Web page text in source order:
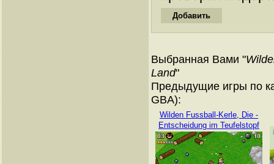
Выбранная Вами "
Land"
Предыдущие игры по
GBA):
Wilden Fussball-Kerle, Die -
Entscheidung im Teufelstopf